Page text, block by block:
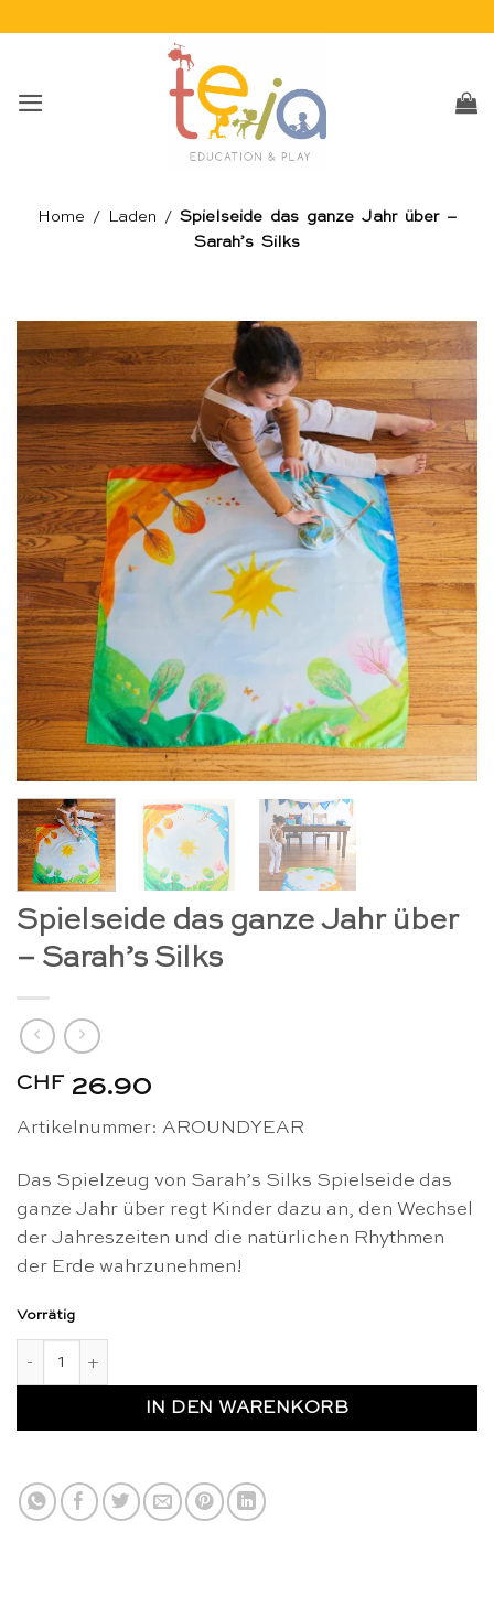
Home / Laden / Spielseide das ganze Jahr über –
Sarah’s Silks
Spielseide das ganze Jahr über
– Sarah’s Silks
CHF 26.90
Artikelnummer: AROUNDYEAR
Das Spielzeug von Sarah’s Silks Spielseide das
ganze Jahr über regt Kinder dazu an, den Wechsel
der Jahreszeiten und die natürlichen Rhythmen
der Erde wahrzunehmen!
Vorrätig
IN DEN WARENKORB